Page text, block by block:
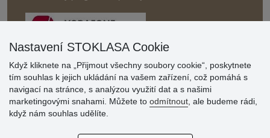
Hodnocení
zákazníků
Super obchod, kvalitní zboží za slušné ceny. Vřele
Nastavení STOKLASA Cookie
Když kliknete na „Přijmout všechny soubory cookie“, poskytnete
tím souhlas k jejich ukládání na vašem zařízení, což pomáhá s
navigací na stránce, s analýzou využití dat a s našimi
marketingovými snahami. Můžete to odmítnout , ale budeme rádi,
když nám souhlas udělíte.